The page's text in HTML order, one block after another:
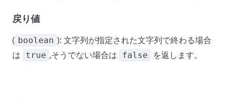
戻り値
( boolean ): 文字列が指定された文字列で終わる場合
は
true ,そうでない場合は false を返します。